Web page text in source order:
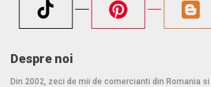
Despre noi
Din 2002, zeci de mii de comercianti din Romania